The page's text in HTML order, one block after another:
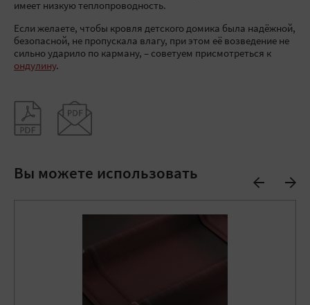
имеет низкую теплопроводность.
Если желаете, чтобы кровля детского домика была надёжной,
безопасной, не пропускала влагу, при этом её возведение не
сильно ударило по карману, – советуем присмотреться к
ондулину.
Вы можете использовать